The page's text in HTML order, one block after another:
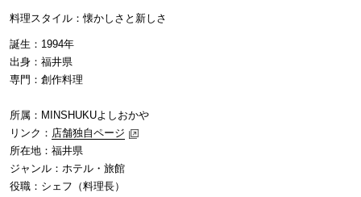
料理スタイル：懐かしさと新しさ
誕生：1994年
出身：福井県
専門：創作料理
所属：MINSHUKUよしおかや
リンク： 店舗独自ページ
所在地：福井県
ジャンル：ホテル・旅館
役職：シェフ（料理長）